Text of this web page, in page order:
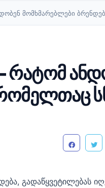
მომხმარებლები
გადაწყვეტილებას